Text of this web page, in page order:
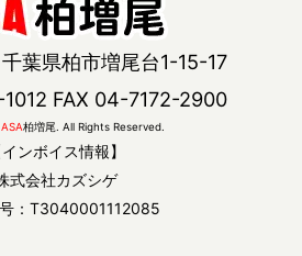
葉県柏市増尾台1-15-17
FAX 04-7172-2900
ASA柏増尾. All Rights Reserved.
インボイス情報】
式会社カズシゲ
：T3040001112085